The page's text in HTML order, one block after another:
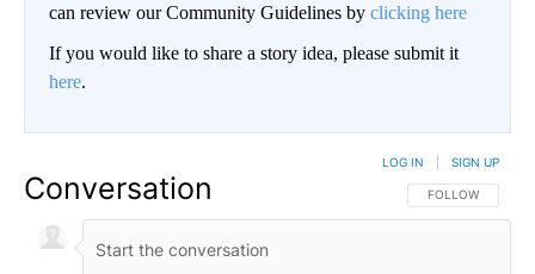
can review our Community Guidelines by clicking here
If you would like to share a story idea, please submit it
here.
Conversation FOLLOW THIS
FOLLOW
LOG IN SIGN UP